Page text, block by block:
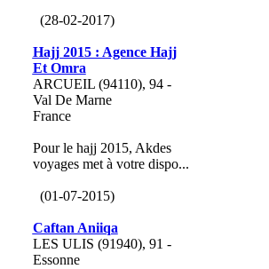
(28-02-2017)
Hajj 2015 : Agence Hajj
Et Omra
ARCUEIL (94110), 94 -
Val De Marne
France
Pour le hajj 2015, Akdes
voyages met à votre dispo...
(01-07-2015)
Caftan Aniiqa
LES ULIS (91940), 91 -
Essonne